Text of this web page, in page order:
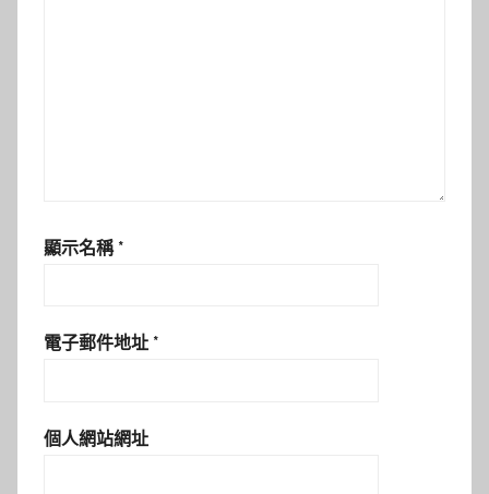
顯示名稱 *
電子郵件地址 *
個人網站網址